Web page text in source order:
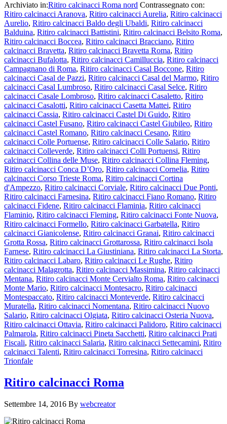
Archiviato in:Ritiro calcinacci Roma nord Contrassegnato con:
Ritiro calcinacci Aranova, Ritiro calcinacci Aurelia, Ritiro calcinacci
Aurelio, Ritiro calcinacci Baldo degli Ubaldi, Ritiro calcinacci
Balduina, Ritiro calcinacci Battistini, Ritiro calcinacci Belsito Roma,
Ritiro calcinacci Boccea, Ritiro calcinacci Bracciano, Ritiro
calcinacci Bravetta, Ritiro calcinacci Bravetta Roma, Ritiro
calcinacci Bufalotta, Ritiro calcinacci Camilluccia, Ritiro calcinacci
Campagnano di Roma, Ritiro calcinacci Casal Boccone, Ritiro
calcinacci Casal de Pazzi, Ritiro calcinacci Casal del Marmo, Ritiro
calcinacci Casal Lumbroso, Ritiro calcinacci Casal Selce, Ritiro
calcinacci Casale Lombroso, Ritiro calcinacci Casaletto, Ritiro
calcinacci Casalotti, Ritiro calcinacci Casetta Mattei, Ritiro
calcinacci Cassia, Ritiro calcinacci Castel Di Guido, Ritiro
calcinacci Castel Fusano, Ritiro calcinacci Castel Giubileo, Ritiro
calcinacci Castel Romano, Ritiro calcinacci Cesano, Ritiro
calcinacci Colle Portuense, Ritiro calcinacci Colle Salario, Ritiro
calcinacci Colleverde, Ritiro calcinacci Colli Portuensi, Ritiro
calcinacci Collina delle Muse, Ritiro calcinacci Collina Fleming,
Ritiro calcinacci Conca D’Oro, Ritiro calcinacci Cornelia, Ritiro
calcinacci Corso Trieste Roma, Ritiro calcinacci Cortina
d'Ampezzo, Ritiro calcinacci Corviale, Ritiro calcinacci Due Ponti,
Ritiro calcinacci Farnesina, Ritiro calcinacci Fiano Romano, Ritiro
calcinacci Fidene, Ritiro calcinacci Flaminia, Ritiro calcinacci
Flaminio, Ritiro calcinacci Fleming, Ritiro calcinacci Fonte Nuova,
Ritiro calcinacci Formello, Ritiro calcinacci Garbatella, Ritiro
calcinacci Gianicolense, Ritiro calcinacci Granai, Ritiro calcinacci
Grotta Rossa, Ritiro calcinacci Grottarossa, Ritiro calcinacci Isola
Farnese, Ritiro calcinacci La Giustiniana, Ritiro calcinacci La Storta,
Ritiro calcinacci Labaro, Ritiro calcinacci Le Rughe, Ritiro
calcinacci Malagrotta, Ritiro calcinacci Massimina, Ritiro calcinacci
Mentana, Ritiro calcinacci Monte Cervialto Roma, Ritiro calcinacci
Monte Mario, Ritiro calcinacci Montesacro, Ritiro calcinacci
Montespaccato, Ritiro calcinacci Monteverde, Ritiro calcinacci
Muratella, Ritiro calcinacci Nomentana, Ritiro calcinacci Nuovo
Salario, Ritiro calcinacci Olgiata, Ritiro calcinacci Osteria Nuova,
Ritiro calcinacci Ottavia, Ritiro calcinacci Palidoro, Ritiro calcinacci
Palmarola, Ritiro calcinacci Pineta Sacchetti, Ritiro calcinacci Prati
Fiscali, Ritiro calcinacci Salaria, Ritiro calcinacci Settecamini, Ritiro
calcinacci Talenti, Ritiro calcinacci Torresina, Ritiro calcinacci
Trionfale
Ritiro calcinacci Roma
Settembre 14, 2016 By webcreator